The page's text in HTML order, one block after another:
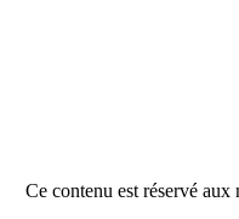
Ce contenu est réservé